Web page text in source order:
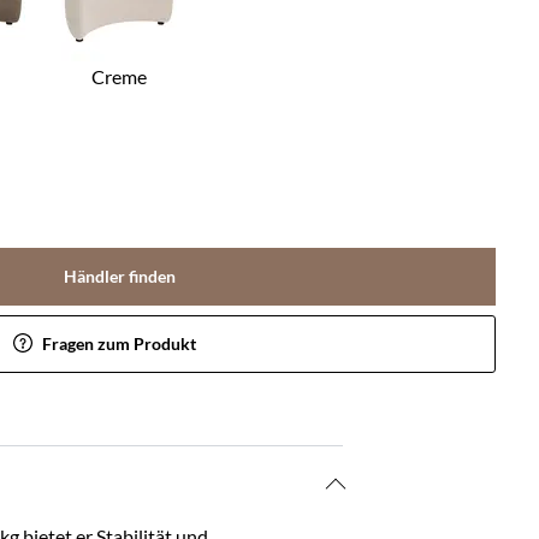
Creme
Händler finden
Fragen zum Produkt